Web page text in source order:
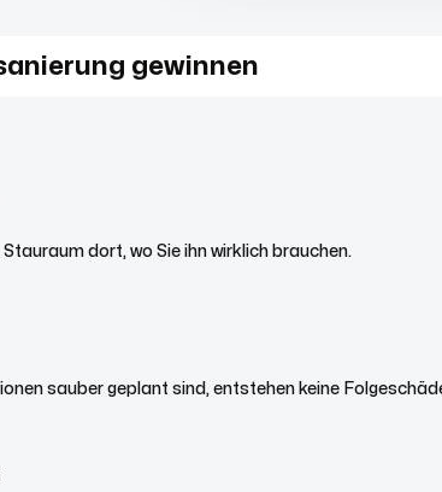
gewinnen
dort, wo Sie ihn wirklich brauchen.
sauber geplant sind, entstehen keine